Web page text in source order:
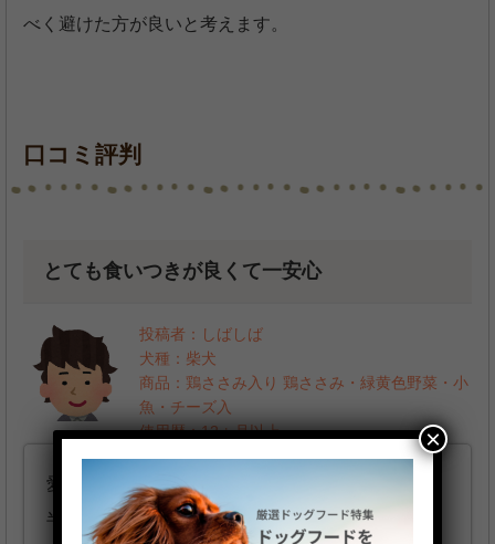
べく避けた方が良いと考えます。
口コミ評判
とても食いつきが良くて一安心
投稿者：しばしば
犬種：柴犬
商品：鶏ささみ入り 鶏ささみ・緑黄色野菜・小
魚・チーズ入
使用歴：12ヵ月以上
愛犬が歳を取って食欲が落ちたので大好きそうな
半生タイプでチーズ味の物を探していました。そ
×